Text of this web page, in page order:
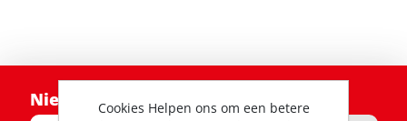
NieuwsbriefCookies Helpen ons om een betere